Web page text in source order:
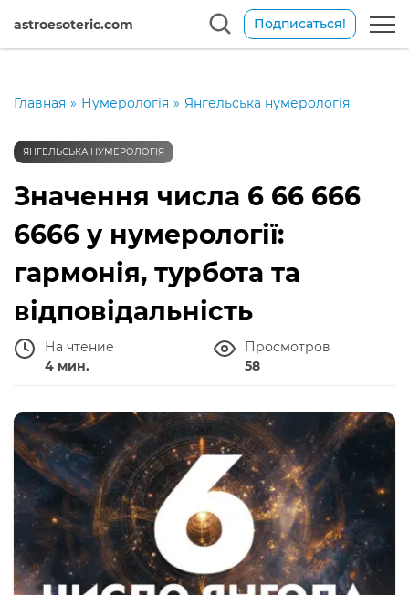
astroesoteric.com Подписаться!
Главная » Нумерологія » Янгельська нумерологія
ЯНГЕЛЬСЬКА НУМЕРОЛОГІЯ
Значення числа 6 66 666
6666 у нумерології:
гармонія, турбота та
відповідальність
На чтение
4 мин.
Просмотров
58